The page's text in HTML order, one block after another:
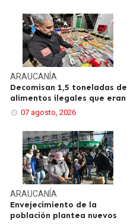
ARAUCANÍA
Decomisan 1,5 toneladas de
alimentos ilegales que eran
07 agosto, 2026
ARAUCANÍA
Envejecimiento de la
población plantea nuevos